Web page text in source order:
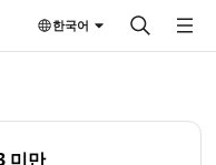
한국어
미만